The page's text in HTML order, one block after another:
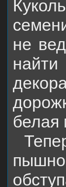
не
белая